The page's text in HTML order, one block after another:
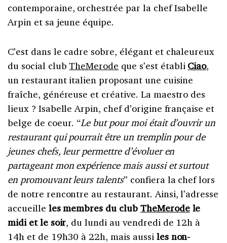
contemporaine, orchestrée par la chef Isabelle
Arpin et sa jeune équipe.
C’est dans le cadre sobre, élégant et chaleureux
du social clubTheMerode que s’est établi Ciao,
un restaurant italien proposant une cuisine
fraîche, généreuse et créative. La maestro des
lieux ? Isabelle Arpin, chef d’origine française et
belge de coeur. “Le but pour moi était d’ouvrir un
restaurant qui pourrait être un tremplin pour de
jeunes chefs, leur permettre d’évoluer en
partageant mon expérience mais aussi et surtout
en promouvant leurs talents” confiera la chef lors
de notre rencontre au restaurant. Ainsi, l’adresse
accueille les membres du club TheMerodele
midi et le soir, du lundi au vendredi de 12h à
14h et de 19h30 à 22h, mais aussi les non-